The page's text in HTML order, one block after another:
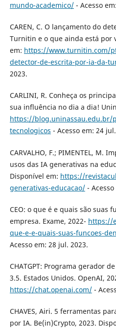
mundo-academico/- Acesso
CAREN, C. O lançamento do
Turnitin e o que ainda está por
em: https://www.turnitin.com/
detector-de-escrita-por-ia-da-
2023.
CARLINI, R. Conheça os
sua influência no dia a dia!
https://blog.uninassau.edu.br/
tecnologicos - Acesso em: 24
CARVALHO, F.; PIMENTEL, M.
usos das IA generativas na
Disponível em: https://
generativas-educacao/- Acesso
CEO: o que é e quais são suas
empresa. Exame, 2022- https://
que-e-e-quais-suas-funcoes-
Acesso em: 28 jul. 2023.
CHATGPT: Programa gerador
3.5. Estados Unidos. OpenAI,
https://chat.openai.com/-
CHAVES, Airi. 5 ferramentas
por IA. Be(in)Crypto, 2023.